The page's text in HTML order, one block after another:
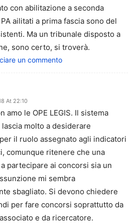
con abilitazione a seconda
ailitati a prima fascia sono del
Ma un tribunale disposto a
sono certo, si troverà.
un commento
At 22:10
amo le OPE LEGIS. Il sistema
lascia molto a desiderare
il ruolo assegnato agli indicatori
comunque ritenere che una
partecipare ai concorsi sia un
mi sembra
sbagliato. Si devono chiedere
per fare concorsi soprattutto da
e da ricercatore.